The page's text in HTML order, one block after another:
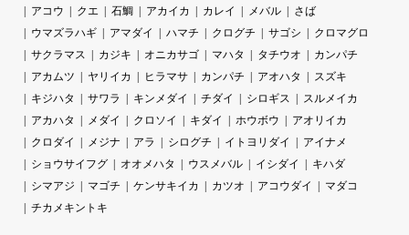
アコウ
クエ 石鯛 アカイカ カレイ メバル
さば
ウマズラハギ
アマダイ ハマチ クログチ サゴシ
クロマグロ
サクラマス
カジキ オニカサゴ マハタ タチウオ
カンパチ
アカムツ
ヤリイカ ヒラマサ カンパチ アオハタ
スズキ
キジハタ
サワラ キンメダイ チダイ シロギス
スルメイカ
アカハタ
メダイ クロソイ キダイ ホウボウ
アオリイカ
クロダイ
メジナ アラ シログチ イトヨリダイ
アイナメ
ショウサイフグ
オオメハタ ウスメバル イシダイ
キハダ
シマアジ
マゴチ ケンサキイカ カツオ アコウダイ
マダコ
チカメキントキ